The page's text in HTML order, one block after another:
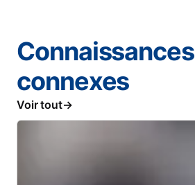
Connaissances
connexes
Voir tout